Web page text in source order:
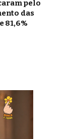
pelo
das
81,6%